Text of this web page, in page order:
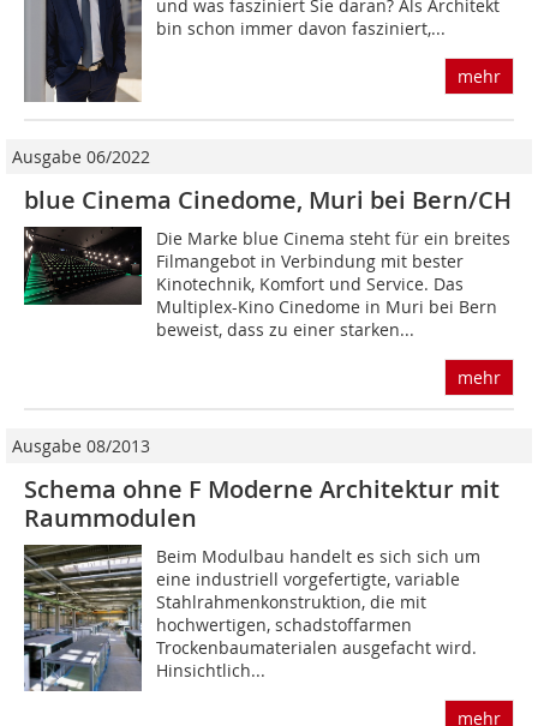
und was fasziniert Sie daran? Als Architekt
bin schon immer davon fasziniert,...
mehr
Ausgabe 06/2022
blue Cinema Cinedome, Muri bei Bern/CH
Die Marke blue Cinema steht für ein breites
Filmangebot in Verbindung mit bester
Kinotechnik, Komfort und Service. Das
Multiplex-Kino Cinedome in Muri bei Bern
beweist, dass zu einer starken...
mehr
Ausgabe 08/2013
Schema ohne F Moderne Architektur mit
Raummodulen
Beim Modulbau handelt es sich sich um
eine industriell vorgefertigte, variable
Stahlrahmenkonstruktion, die mit
hochwertigen, schadstoffarmen
Trockenbaumaterialen ausgefacht wird.
Hinsichtlich...
mehr